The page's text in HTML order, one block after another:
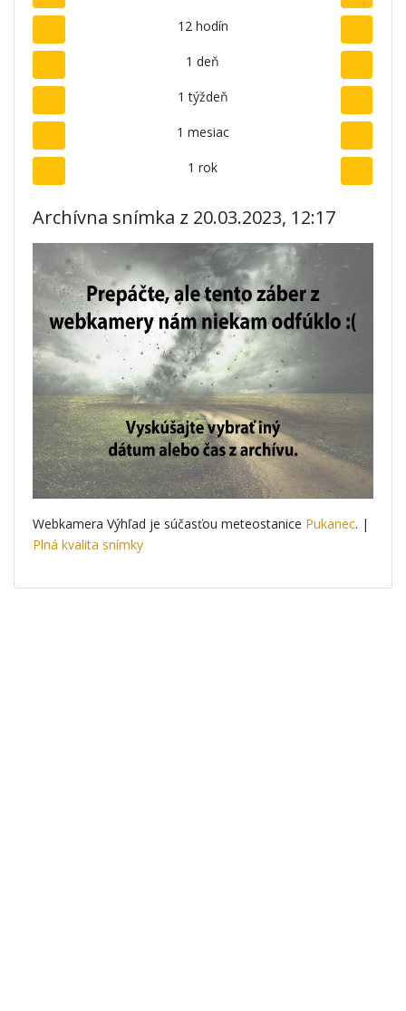
12 hodín
1 deň
1 týždeň
1 mesiac
1 rok
Archívna snímka z 20.03.2023, 12:17
Webkamera Výhľad je súčasťou meteostanice Pukanec. |
Plná kvalita snímky